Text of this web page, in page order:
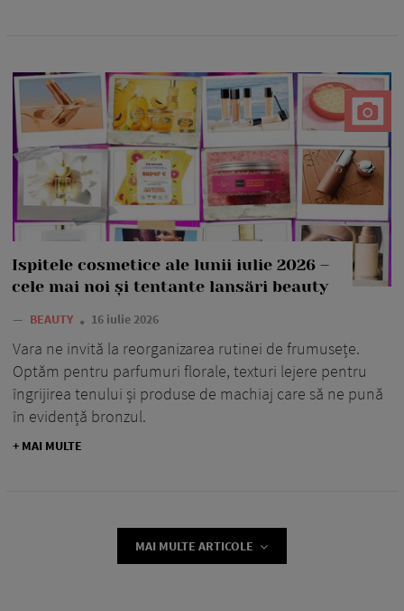
Ispitele cosmetice ale lunii iulie 2026 –
cele mai noi și tentante lansări beauty
— BEAUTY 16 iulie 2026
Vara ne invită la reorganizarea rutinei de frumusețe.
Optăm pentru parfumuri florale, texturi lejere pentru
îngrijirea tenului și produse de machiaj care să ne pună
în evidență bronzul.
+ MAI MULTE
MAI MULTE ARTICOLE